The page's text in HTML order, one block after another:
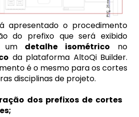
apresentado o procedimento
do prefixo que será exibido
um detalhe isométrico no
da plataforma AltoQi Builder.
é o mesmo para os cortes
disciplinas de projeto.
dos prefixos de cortes